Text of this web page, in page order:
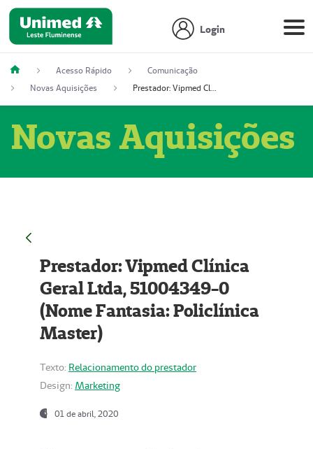
Login
Acesso Rápido
Comunicação
Novas Aquisições
Prestador: Vipmed Clínica Geral Ltda, 51004349-0 (Nome Fantasia: Policlínica Master)
Novas Aquisições
Prestador: Vipmed Clínica
Geral Ltda, 51004349-0
(Nome Fantasia: Policlínica
Master)
Texto: Relacionamento do prestador
Design: Marketing
01 de abril, 2020